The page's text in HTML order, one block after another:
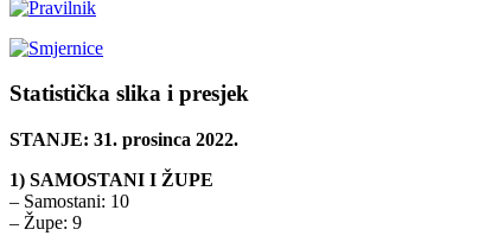
Statistička slika i presjek
STANJE: 31. prosinca 2022.
1) SAMOSTANI I ŽUPE
– Samostani: 10
– Župe: 9